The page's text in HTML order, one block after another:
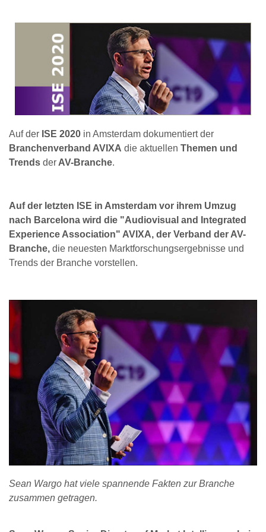
Auf der ISE 2020 in Amsterdam dokumentiert der
Branchenverband AVIXA die aktuellen Themen und
Trends der AV-Branche.
Auf der letzten ISE in Amsterdam vor ihrem Umzug
nach Barcelona wird die "Audiovisual and Integrated
Experience Association" AVIXA, der Verband der AV-
Branche, die neuesten Marktforschungsergebnisse und
Trends der Branche vorstellen.
Sean Wargo hat viele spannende Fakten zur Branche
zusammen getragen.